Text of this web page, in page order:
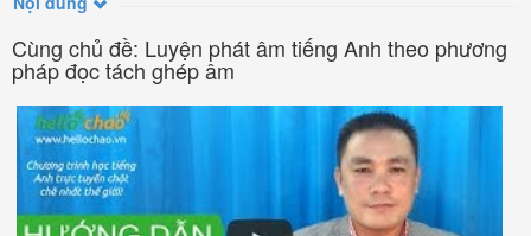
Cùng chủ đề: Luyện phát âm tiếng Anh theo phương
pháp đọc tách ghép âm